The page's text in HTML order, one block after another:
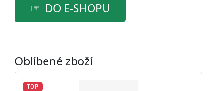
DO E-SHOPU
Oblíbené zboží
TOP